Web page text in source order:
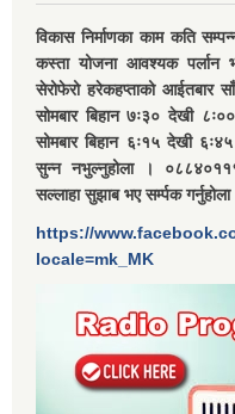
विकास निर्माणका काम कति
कस्ता योजना आवश्यक पर्लान
सेरोफेरो हरेकहप्ताको आईतबार
सोमबार बिहान ७ः३० देखी
सोमबार बिहान ६ः१५ देखी
सुन्न नभुल्नुहोला ।
सल्लाहा सुझाब भए सर्म्पक गर्नुहोला
https://
locale=mk_MK